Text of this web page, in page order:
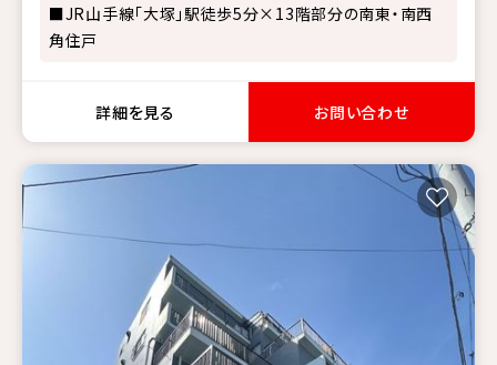
■JR山手線「大塚」駅徒歩5分×13階部分の南東・南西
角住戸
詳細を見る お問い合わせ